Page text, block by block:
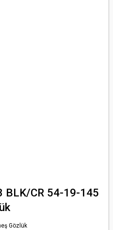
BLK/CR 54-19-145
Gözlük